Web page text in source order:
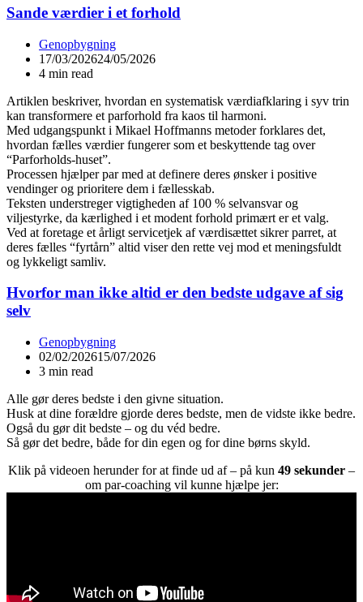
Sande værdier i et forhold
Genopbygning
17/03/202624/05/2026
4 min read
Artiklen beskriver, hvordan en systematisk værdiafklaring i syv trin
kan transformere et parforhold fra kaos til harmoni.
Med udgangspunkt i Mikael Hoffmanns metoder forklares det,
hvordan fælles værdier fungerer som et beskyttende tag over
“Parforholds-huset”.
Processen hjælper par med at definere deres ønsker i positive
vendinger og prioritere dem i fællesskab.
Teksten understreger vigtigheden af 100 % selvansvar og
viljestyrke, da kærlighed i et modent forhold primært er et valg.
Ved at foretage et årligt servicetjek af værdisættet sikrer parret, at
deres fælles “fyrtårn” altid viser den rette vej mod et meningsfuldt
og lykkeligt samliv.
Hvorfor man ikke altid er den bedste udgave af sig
selv
Genopbygning
02/02/202615/07/2026
3 min read
Alle gør deres bedste i den givne situation.
Husk at dine forældre gjorde deres bedste, men de vidste ikke bedre.
Også du gør dit bedste – og du véd bedre.
Så gør det bedre, både for din egen og for dine børns skyld.
Klik på videoen herunder for at finde ud af – på kun 49 sekunder –
om par-coaching vil kunne hjælpe jer: